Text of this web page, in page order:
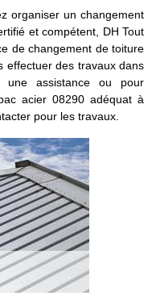
organiser un changement
et compétent, DH Tout
de changement de toiture
effectuer des travaux dans
une assistance ou pour
acier 08290 adéquat à
pour les travaux.